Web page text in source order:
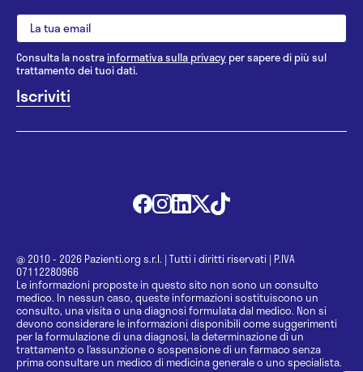
Consulta la nostrainformativa sulla privacy per sapere di più sul
trattamento dei tuoi dati.
@ 2010 - 2026 Pazienti.org s.r.l. | Tutti i diritti riservati | P.IVA
07112280966
Le informazioni proposte in questo sito non sono un consulto
medico. In nessun caso, queste informazioni sostituiscono un
consulto, una visita o una diagnosi formulata dal medico. Non si
devono considerare le informazioni disponibili come suggerimenti
per la formulazione di una diagnosi, la determinazione di un
trattamento o l’assunzione o sospensione di un farmaco senza
prima consultare un medico di medicina generale o uno specialista.